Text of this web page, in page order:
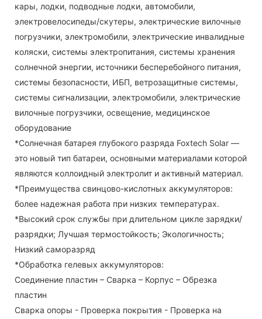
кары, лодки, подводные лодки, автомобили,
электровелосипеды/скутеры, электрические вилочные
погрузчики, электромобили, электрические инвалидные
коляски, системы электропитания, системы хранения
солнечной энергии, источники бесперебойного питания,
системы безопасности, ИБП, ветрозащитные системы,
системы сигнализации, электромобили, электрические
вилочные погрузчики, освещение, медицинское
оборудование
*Солнечная батарея глубокого разряда Foxtech Solar —
это новый тип батареи, основными материалами которой
являются коллоидный электролит и активный материал.
*Преимущества свинцово-кислотных аккумуляторов:
более надежная работа при низких температурах.
*Высокий срок службы при длительном цикле зарядки/
разрядки; Лучшая термостойкость; Экологичность;
Низкий саморазряд
*Обработка гелевых аккумуляторов:
Соединение пластин – Сварка – Корпус – Обрезка
пластин
Сварка опоры - Проверка покрытия - Проверка на